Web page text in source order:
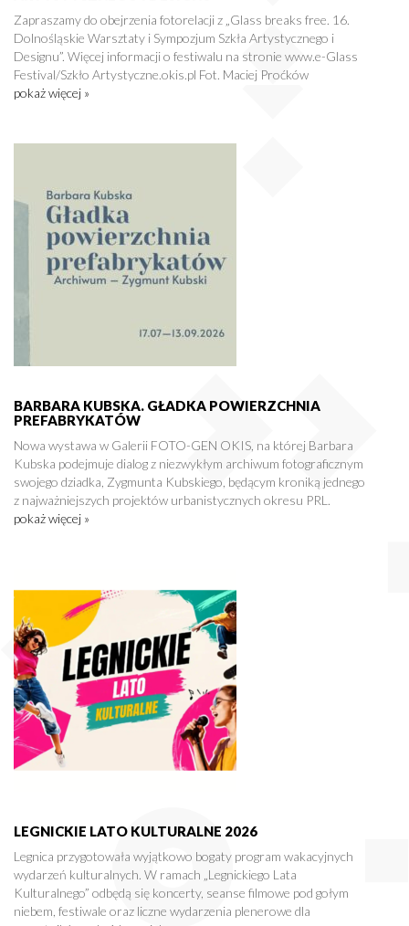
Zapraszamy do obejrzenia fotorelacji z „Glass breaks free. 16.
Dolnośląskie Warsztaty i Sympozjum Szkła Artystycznego i
Designu”. Więcej informacji o festiwalu na stronie www.e-Glass
Festival/Szkło Artystyczne.okis.pl Fot. Maciej Proćków
pokaż więcej »
BARBARA KUBSKA. GŁADKA POWIERZCHNIA
PREFABRYKATÓW
Nowa wystawa w Galerii FOTO-GEN OKIS, na której Barbara
Kubska podejmuje dialog z niezwykłym archiwum fotograficznym
swojego dziadka, Zygmunta Kubskiego, będącym kroniką jednego
z najważniejszych projektów urbanistycznych okresu PRL.
pokaż więcej »
LEGNICKIE LATO KULTURALNE 2026
Legnica przygotowała wyjątkowo bogaty program wakacyjnych
wydarzeń kulturalnych. W ramach „Legnickiego Lata
Kulturalnego” odbędą się koncerty, seanse filmowe pod gołym
niebem, festiwale oraz liczne wydarzenia plenerowe dla